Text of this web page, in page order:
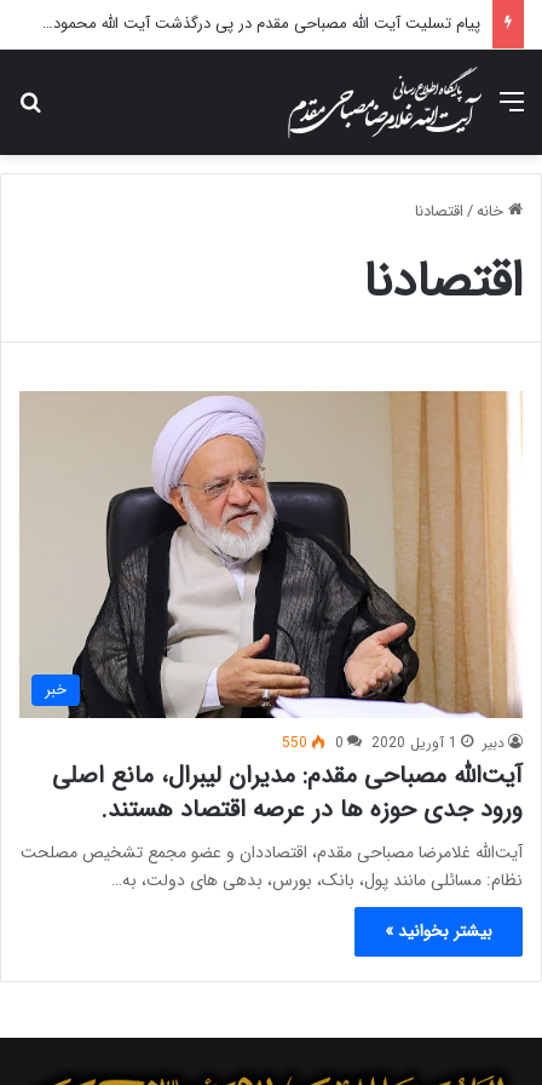
پیام تسلیت آیت الله مصباحی مقدم در پی درگذشت آیت الله محمودی گلپایگانی
منو
خانه/اقتصادنا
اقتصادنا
خبر
دبیر 1 آوریل 2020 0
550
آیت‌الله مصباحی مقدم: مدیران لیبرال، مانع اصلی
ورود جدی حوزه ها در عرصه اقتصاد هستند.
آیت‌الله غلامرضا مصباحی مقدم، اقتصاددان و عضو مجمع تشخیص مصلحت
نظام: مسائلی مانند پول، بانک، بورس، بدهی های دولت، به…
بیشتر بخوانید »